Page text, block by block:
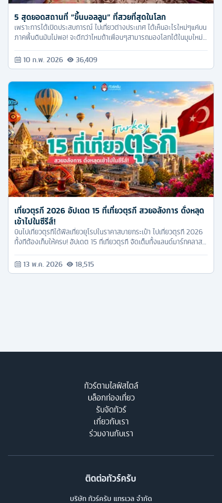
5 สุดยอดสถานที่ “ขึ้นบอลลูน” ที่สวยที่สุดในโลก
เพราะการได้เปิดประสบการณ์ ไปเที่ยวต่างประเทศ ได้เห็นอะไรใหม่ๆแค่บน
ภาคพื้นดินมันไม่พอ! จะดีกว่าไหมถ้าเพื่อนๆสามารถมองโลกได้ในมุมใหม่
10 ก.พ. 2026 36,409
เที่ยวตุรกี 2026 อัปเดต 15 ที่เที่ยวตุรกี สวยอลังการ ดั่งหลุด
เข้าไปในซีรีส์!
บินไปเที่ยวตุรกีได้ฟีลเที่ยวยุโรปในราคาสบายกระเป๋า ไปเที่ยวตุรกี 2026
ทั้งทีต้องเก็บให้ครบ! อัปเดต 15 ที่เที่ยวตุรกี จัดเต็มทั้งแลนด์มาร์กคลาส
สิก และจุดถ่ายรูปแรร์ๆ บอกเลยว่าได้รูปเปลี่ยนโปรไฟล์ไปอีกทั้งปี!
13 พ.ค. 2026 18,515
ทัวร์ตามไลฟ์สไตล์
บล็อกท่องเที่ยว
รับจัดทัวร์
เกี่ยวกับเรา
ร่วมงานกับเรา
ติดต่อทัวร์ครับ
บริษัท ทัวร์ครับ แทรเวล จำกัด